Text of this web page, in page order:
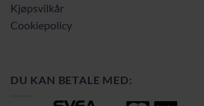
Kjøpsvilkår
Cookiepolicy
DU KAN BETALE MED: